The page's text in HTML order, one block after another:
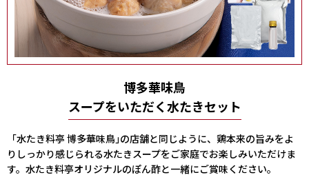
博多華味鳥
スープをいただく水たきセット
「水たき料亭 博多華味鳥｣の店舗と同じように、鶏本来の旨みをよ
りしっかり感じられる水たきスープをご家庭でお楽しみいただけま
す。水たき料亭オリジナルのぽん酢と一緒にご賞味ください。